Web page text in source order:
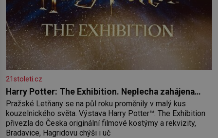
21stoleti.cz
Harry Potter: The Exhibition. Neplecha zahájena…
Pražské Letňany se na půl roku proměnily v malý kus
kouzelnického světa. Výstava Harry Potter™: The Exhibition
přivezla do Česka originální filmové kostýmy a rekvizity,
Bradavice, Hagridovu chýši i uč